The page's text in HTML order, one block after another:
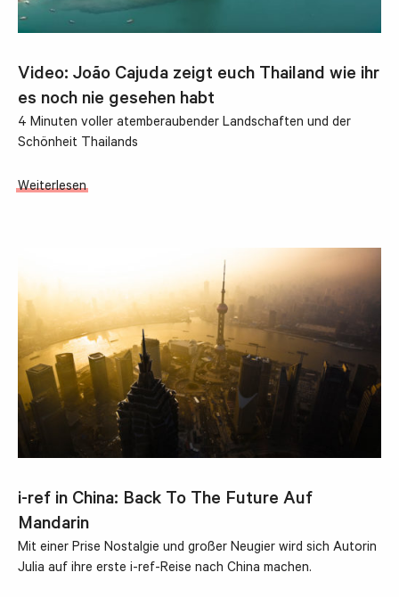
Video: João Cajuda zeigt euch Thailand wie ihr
es noch nie gesehen habt
4 Minuten voller atemberaubender Landschaften und der
Schönheit Thailands
Weiterlesen
i-ref in China: Back To The Future Auf
Mandarin
Mit einer Prise Nostalgie und großer Neugier wird sich Autorin
Julia auf ihre erste i-ref-Reise nach China machen.